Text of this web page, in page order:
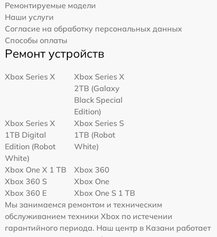
Ремонтируемые модели
Наши услуги
Согласие на обработку персональных данных
Способы оплаты
Ремонт устройств
Xbox Series X
Xbox Series X
2TB (Galaxy
Black Special
Edition)
Xbox Series X
1TB Digital
Edition (Robot
White)
Xbox Series S
1TB (Robot
White)
Xbox One X 1 TB
Xbox 360
Xbox 360 S
Xbox One
Xbox 360 E
Xbox One S 1 TB
Мы занимаемся ремонтом и техническим
обслуживанием техники Xbox по истечении
гарантийного периода. Наш центр в Казани работает